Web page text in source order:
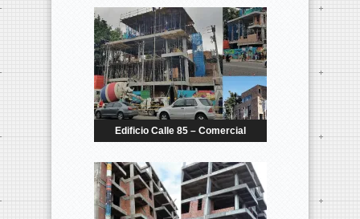
Edificio Calle 85 – Comercial